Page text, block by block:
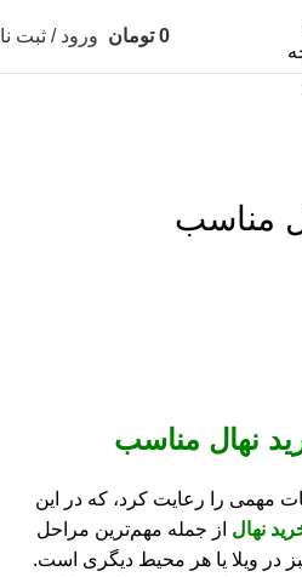
0 تومان ورود / ثبت
مناسب
نهال مناسب
مهمی را رعایت کرد، که در این
نهال از جمله مهم‌ترین مراحل
در ویلا یا هر محیط دیگری است.